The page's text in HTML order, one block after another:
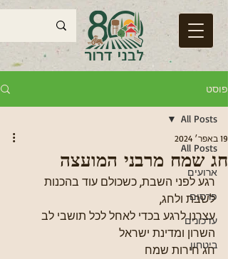
פוסט
All Posts
ארועים
פרסום
עדכונים
ביטחון
All Posts
חג שמח מרבני המועצה
19 באפר׳ 2024
רגע לפני השבת, כשכולם עוד בהכנות
לשבת ולחג,
עצרנו לרגע בכדי לאחל לכל תושבי לב
השרון ומדינת ישראל
חג חירות שמח